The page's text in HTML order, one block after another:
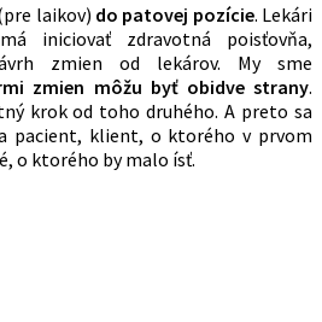
laikov) do patovej pozície. Lekári
iniciovať zdravotná poisťovňa,
zmien od lekárov. My sme
zmien môžu byť obidve strany.
krok od toho druhého. A preto sa
pacient, klient, o ktorého v prvom
o ktorého by malo ísť.